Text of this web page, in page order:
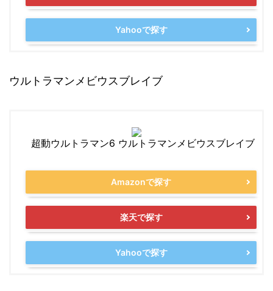
Yahooで探す
ウルトラマンメビウスブレイブ
超動ウルトラマン6 ウルトラマンメビウスブレイブ
Amazonで探す
楽天で探す
Yahooで探す